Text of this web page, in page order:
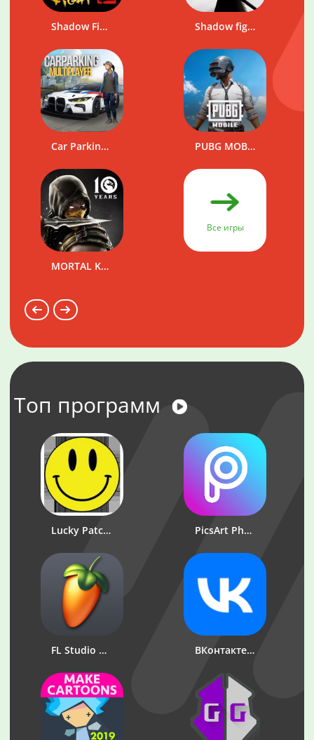
Shadow Fight 2 Shadow fight 3
Car Parking Multiplayer PUBG MOBILE
MORTAL KOMBAT
Все игры
Топ программ
Lucky Patcher PicsArt Photo Studio: Редактор фото и коллажей
FL Studio Mobile ВКонтакте: музыка, видео, чат